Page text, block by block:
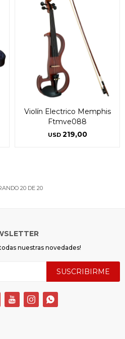
Violín Electrico Memphis
Ftmve088
USD 219,00
20DE 20
nuestras novedades!
SUSCRIBIRME
  